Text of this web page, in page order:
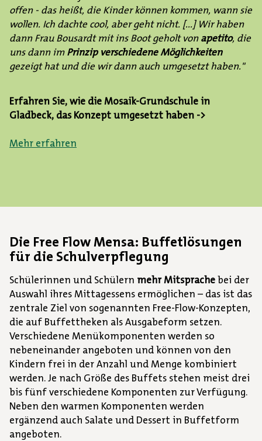
offen - das heißt, die Kinder können kommen, wann sie
wollen. Ich dachte cool, aber geht nicht. [...] Wir haben
dann Frau Bousardt mit ins Boot geholt vonapetito, die
uns dann imPrinzip verschiedene Möglichkeiten
gezeigt hat und die wir dann auch umgesetzt haben."
Erfahren Sie, wie die Mosaik-Grundschule in
Gladbeck, das Konzept umgesetzt haben ->
Mehr erfahren
Die Free Flow Mensa: Buffetlösungen
für die Schulverpflegung
Schülerinnen und Schülern mehr Mitsprachebei der
Auswahl ihres Mittagessens ermöglichen – das ist das
zentrale Ziel von sogenannten Free-Flow-Konzepten,
die auf Buffettheken als Ausgabeform setzen.
Verschiedene Menükomponenten werden so
nebeneinander angeboten und können von den
Kindern frei in der Anzahl und Menge kombiniert
werden. Je nach Größe des Buffets stehen meist drei
bis fünf verschiedene Komponenten zur Verfügung.
Neben den warmen Komponenten werden
ergänzend auch Salate und Dessert in Buffetform
angeboten.